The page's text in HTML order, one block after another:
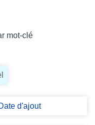
mot-clé
d'ajout